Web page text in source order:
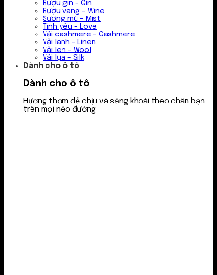
Rượu gin – Gin
Rượu vang – Wine
Sương mù – Mist
Tình yêu – Love
Vải cashmere – Cashmere
Vải lanh – Linen
Vải len – Wool
Vải lụa – Silk
Dành cho ô tô
Dành cho ô tô
Hương thơm dễ chịu và sảng khoái theo chân bạn
trên mọi nẻo đường